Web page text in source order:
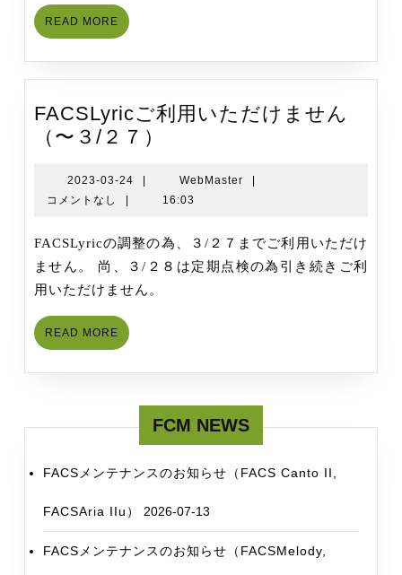
せ
（FACSCanto
II）
READ MORE READ
MORE
FACSLyricご利用いただけません
（〜３/２７）
利
用
た
だ
ん
３/
２
７）
2023-03-24
2023-
WebMaster WebMaster
コメントなし
16:03
FACSLyricの調整の為、３/２７までご利用いただけ
ません。 尚、３/２８は定期点検の為引き続きご利
用いただけません。
READ MORE READ
MORE
FCM NEWS
FACSメンテナンスのお知らせ（FACS Canto II,
FACSAria IIu） 2026-07-13
FACSメンテナンスのお知らせ（FACSMelody,